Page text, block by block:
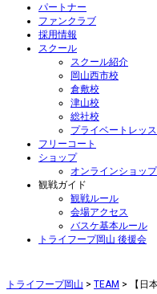
パートナー
ファンクラブ
採用情報
スクール
スクール紹介
岡山西市校
倉敷校
津山校
総社校
プライベートレッ
フリーコート
ショップ
オンラインショップ
観戦ガイド
観戦ルール
会場アクセス
バスケ基本ルール
トライフープ岡山 後援会
トライフープ岡山 > TEAM > 【日